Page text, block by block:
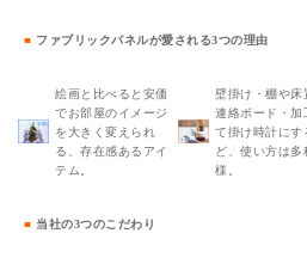
■ ファブリックパネルが愛される3つの理由
絵画と比べると安価
でお部屋のイメージ
を大きく変えられ
る、存在感あるアイ
テム。
壁掛け・棚や床
連絡ボード・加
て掛け時計にす
ど、使い方は多
様。
■ 当社の3つのこだわり